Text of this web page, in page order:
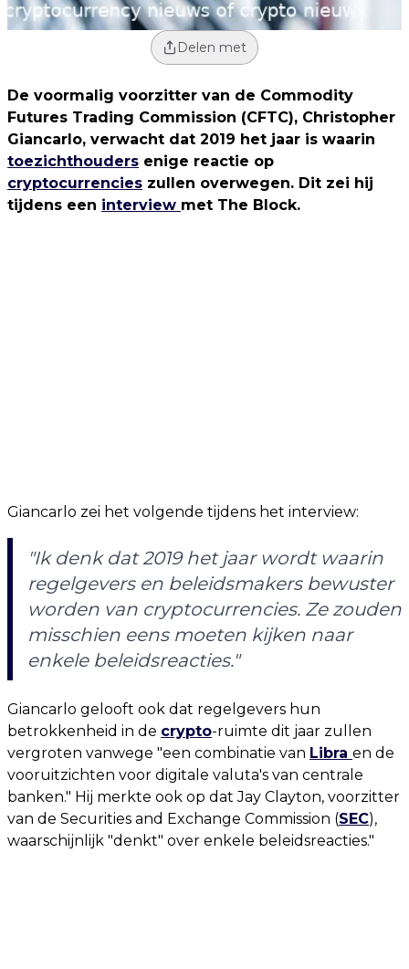
Delen met
De voormalig voorzitter van de Commodity
Futures Trading Commission (CFTC), Christopher
Giancarlo, verwacht dat 2019 het jaar is waarin
toezichthouders enige reactie op
cryptocurrencies zullen overwegen. Dit zei hij
tijdens een interview met The Block.
Giancarlo zei het volgende tijdens het interview:
"Ik denk dat 2019 het jaar wordt waarin
regelgevers en beleidsmakers bewuster
worden van cryptocurrencies. Ze zouden
misschien eens moeten kijken naar
enkele beleidsreacties."
Giancarlo gelooft ook dat regelgevers hun
betrokkenheid in de crypto-ruimte dit jaar zullen
vergroten vanwege "een combinatie van Libra en de
vooruitzichten voor digitale valuta's van centrale
banken." Hij merkte ook op dat Jay Clayton, voorzitter
van de Securities and Exchange Commission (SEC),
waarschijnlijk "denkt" over enkele beleidsreacties."